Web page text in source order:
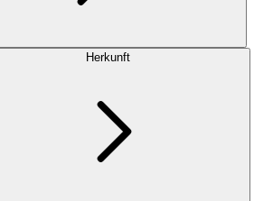
Herkunft